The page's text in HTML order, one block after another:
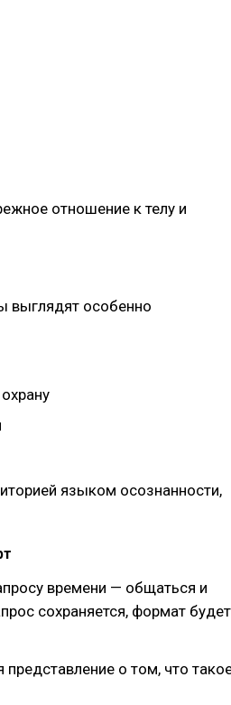
отношение к телу и
выглядят особенно
языком осознанности,
времени — общаться и
сохраняется, формат будет
о том, что